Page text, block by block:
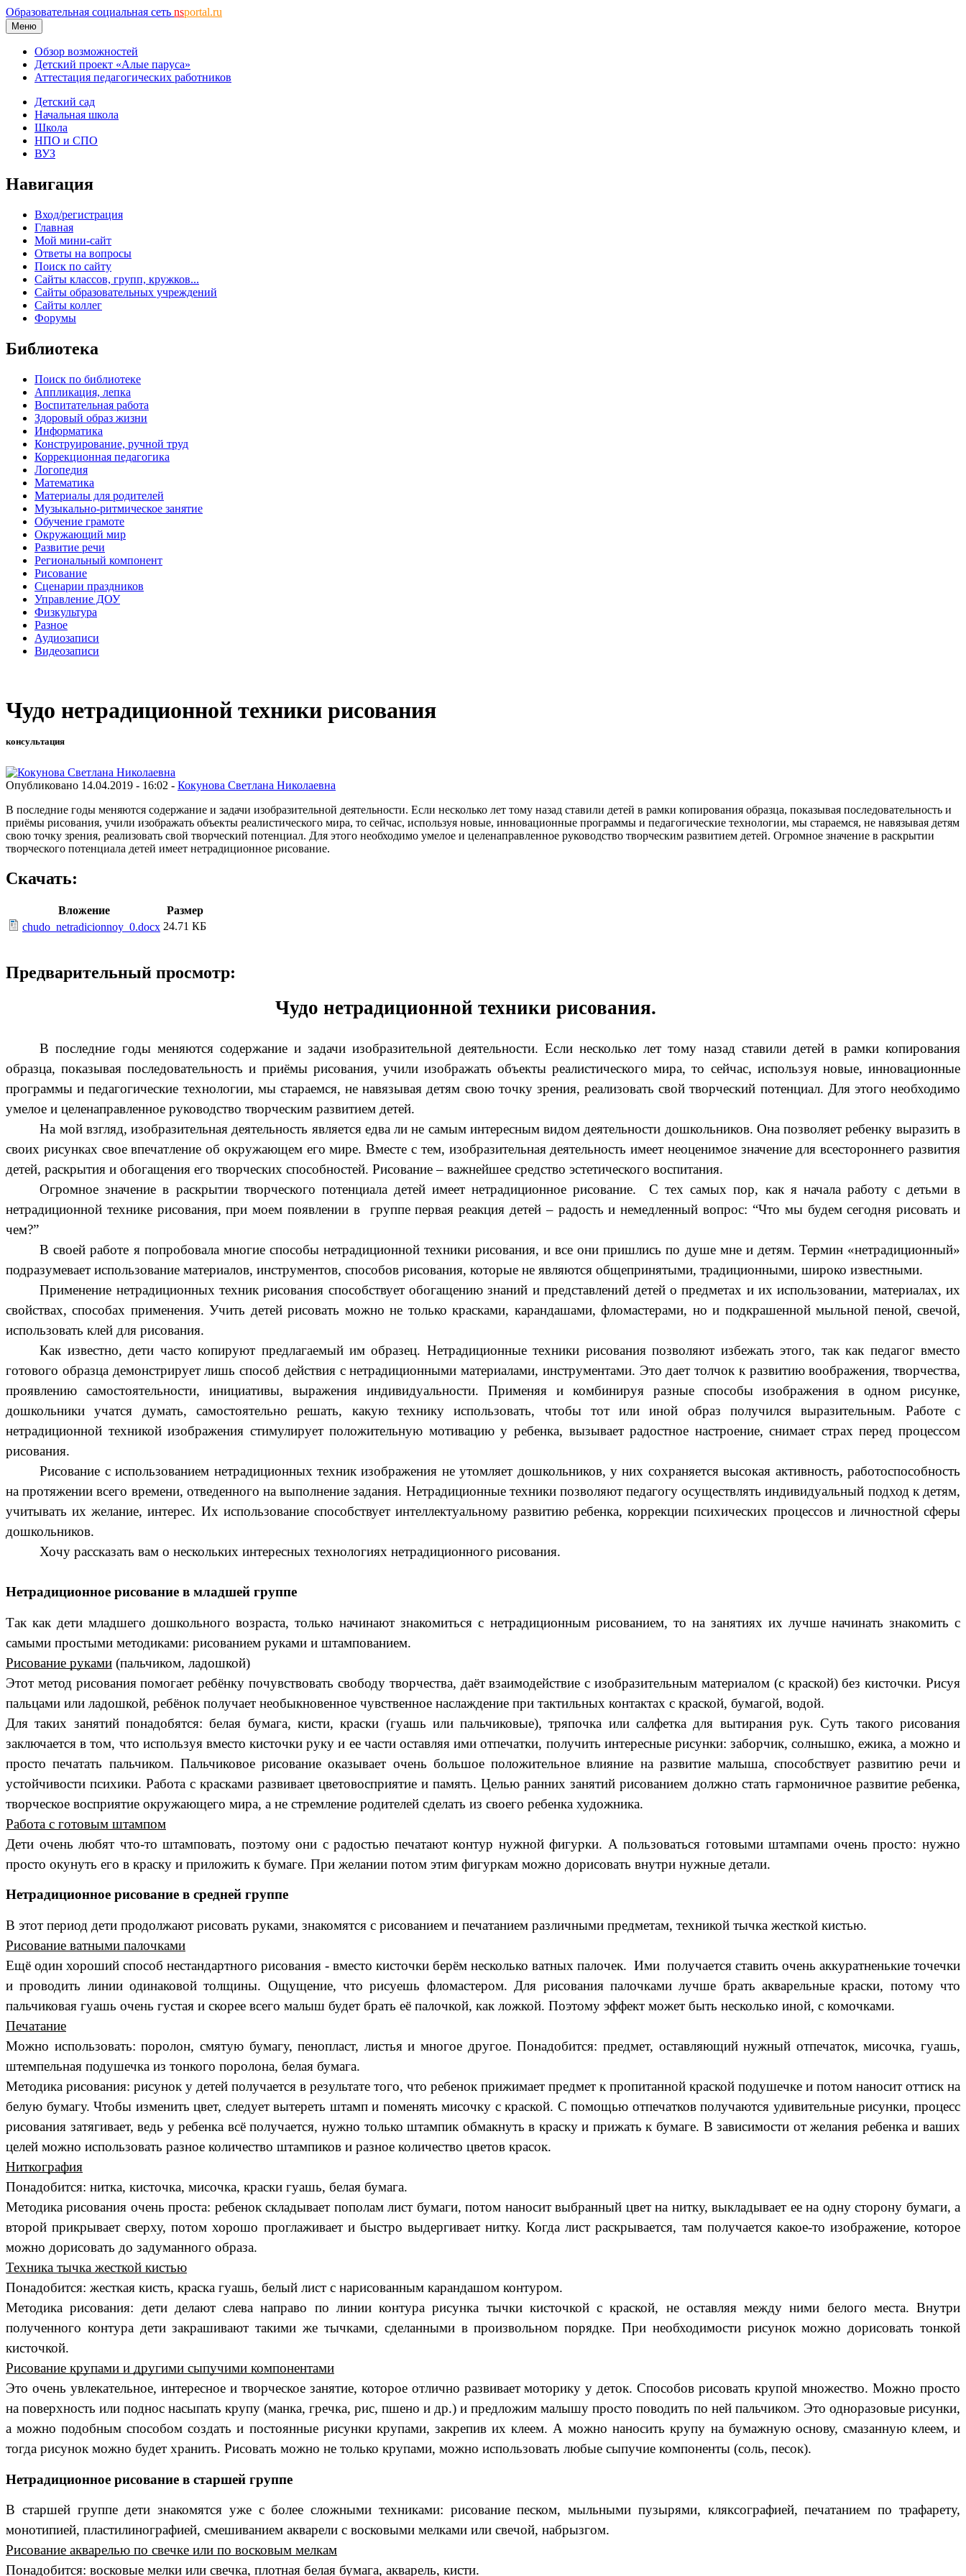
Образовательная социальная сеть nsportal.ru
Меню
Обзор возможностей
Детский проект «Алые паруса»
Аттестация педагогических работников
Детский сад
Начальная школа
Школа
НПО и СПО
ВУЗ
Навигация
Вход/регистрация
Главная
Мой мини-сайт
Ответы на вопросы
Поиск по сайту
Сайты классов, групп, кружков...
Сайты образовательных учреждений
Сайты коллег
Форумы
Библиотека
Поиск по библиотеке
Аппликация, лепка
Воспитательная работа
Здоровый образ жизни
Информатика
Конструирование, ручной труд
Коррекционная педагогика
Логопедия
Математика
Материалы для родителей
Музыкально-ритмическое занятие
Обучение грамоте
Окружающий мир
Развитие речи
Региональный компонент
Рисование
Сценарии праздников
Управление ДОУ
Физкультура
Разное
Аудиозаписи
Видеозаписи
Чудо нетрадиционной техники рисования
консультация
Опубликовано 14.04.2019 - 16:02 - Кокунова Светлана Николаевна
В последние годы меняются содержание и задачи изобразительной деятельности. Если несколько лет тому назад ставили детей в рамки копирования образца, показывая последовательность и
приёмы рисования, учили изображать объекты реалистического мира, то сейчас, используя новые, инновационные программы и педагогические технологии, мы стараемся, не навязывая детям
свою точку зрения, реализовать свой творческий потенциал. Для этого необходимо умелое и целенаправленное руководство творческим развитием детей. Огромное значение в раскрытии
творческого потенциала детей имеет нетрадиционное рисование.
Скачать:
Вложение
Размер
chudo_netradicionnoy_0.docx 24.71 КБ
Предварительный просмотр:
Чудо нетрадиционной техники рисования.
В последние годы меняются содержание и задачи изобразительной деятельности. Если несколько лет тому назад ставили детей в рамки копирования
образца, показывая последовательность и приёмы рисования, учили изображать объекты реалистического мира, то сейчас, используя новые, инновационные
программы и педагогические технологии, мы стараемся, не навязывая детям свою точку зрения, реализовать свой творческий потенциал. Для этого необходимо
умелое и целенаправленное руководство творческим развитием детей.
На мой взгляд, изобразительная деятельность является едва ли не самым интересным видом деятельности дошкольников. Она позволяет ребенку выразить в
своих рисунках свое впечатление об окружающем его мире. Вместе с тем, изобразительная деятельность имеет неоценимое значение для всестороннего развития
детей, раскрытия и обогащения его творческих способностей. Рисование – важнейшее средство эстетического воспитания.
Огромное значение в раскрытии творческого потенциала детей имеет нетрадиционное рисование. С тех самых пор, как я начала работу с детьми в
нетрадиционной технике рисования, при моем появлении в группе первая реакция детей – радость и немедленный вопрос: “Что мы будем сегодня рисовать и
чем?”
В своей работе я попробовала многие способы нетрадиционной техники рисования, и все они пришлись по душе мне и детям. Термин «нетрадиционный»
подразумевает использование материалов, инструментов, способов рисования, которые не являются общепринятыми, традиционными, широко известными.
Применение нетрадиционных техник рисования способствует обогащению знаний и представлений детей о предметах и их использовании, материалах, их
свойствах, способах применения. Учить детей рисовать можно не только красками, карандашами, фломастерами, но и подкрашенной мыльной пеной, свечой,
использовать клей для рисования.
Как известно, дети часто копируют предлагаемый им образец. Нетрадиционные техники рисования позволяют избежать этого, так как педагог вместо
готового образца демонстрирует лишь способ действия с нетрадиционными материалами, инструментами. Это дает толчок к развитию воображения, творчества,
проявлению самостоятельности, инициативы, выражения индивидуальности. Применяя и комбинируя разные способы изображения в одном рисунке,
дошкольники учатся думать, самостоятельно решать, какую технику использовать, чтобы тот или иной образ получился выразительным. Работе с
нетрадиционной техникой изображения стимулирует положительную мотивацию у ребенка, вызывает радостное настроение, снимает страх перед процессом
рисования.
Рисование с использованием нетрадиционных техник изображения не утомляет дошкольников, у них сохраняется высокая активность, работоспособность
на протяжении всего времени, отведенного на выполнение задания. Нетрадиционные техники позволяют педагогу осуществлять индивидуальный подход к детям,
учитывать их желание, интерес. Их использование способствует интеллектуальному развитию ребенка, коррекции психических процессов и личностной сферы
дошкольников.
Хочу рассказать вам о нескольких интересных технологиях нетрадиционного рисования.
Нетрадиционное рисование в младшей группе
Так как дети младшего дошкольного возраста, только начинают знакомиться с нетрадиционным рисованием, то на занятиях их лучше начинать знакомить с
самыми простыми методиками: рисованием руками и штампованием.
Рисование руками (пальчиком, ладошкой)
Этот метод рисования помогает ребёнку почувствовать свободу творчества, даёт взаимодействие с изобразительным материалом (с краской) без кисточки. Рисуя
пальцами или ладошкой, ребёнок получает необыкновенное чувственное наслаждение при тактильных контактах с краской, бумагой, водой.
Для таких занятий понадобятся: белая бумага, кисти, краски (гуашь или пальчиковые), тряпочка или салфетка для вытирания рук. Суть такого рисования
заключается в том, что используя вместо кисточки руку и ее части оставляя ими отпечатки, получить интересные рисунки: заборчик, солнышко, ежика, а можно и
просто печатать пальчиком. Пальчиковое рисование оказывает очень большое положительное влияние на развитие малыша, способствует развитию речи и
устойчивости психики. Работа с красками развивает цветовосприятие и память. Целью ранних занятий рисованием должно стать гармоничное развитие ребенка,
творческое восприятие окружающего мира, а не стремление родителей сделать из своего ребенка художника.
Работа с готовым штампом
Дети очень любят что-то штамповать, поэтому они с радостью печатают контур нужной фигурки. А пользоваться готовыми штампами очень просто: нужно
просто окунуть его в краску и приложить к бумаге. При желании потом этим фигуркам можно дорисовать внутри нужные детали.
Нетрадиционное рисование в средней группе
В этот период дети продолжают рисовать руками, знакомятся с рисованием и печатанием различными предметам, техникой тычка жесткой кистью.
Рисование ватными палочками
Ещё один хороший способ нестандартного рисования - вместо кисточки берём несколько ватных палочек. Ими получается ставить очень аккуратненькие точечки
и проводить линии одинаковой толщины. Ощущение, что рисуешь фломастером. Для рисования палочками лучше брать акварельные краски, потому что
пальчиковая гуашь очень густая и скорее всего малыш будет брать её палочкой, как ложкой. Поэтому эффект может быть несколько иной, с комочками.
Печатание
Можно использовать: поролон, смятую бумагу, пенопласт, листья и многое другое. Понадобится: предмет, оставляющий нужный отпечаток, мисочка, гуашь,
штемпельная подушечка из тонкого поролона, белая бумага.
Методика рисования: рисунок у детей получается в результате того, что ребенок прижимает предмет к пропитанной краской подушечке и потом наносит оттиск на
белую бумагу. Чтобы изменить цвет, следует вытереть штамп и поменять мисочку с краской. С помощью отпечатков получаются удивительные рисунки, процесс
рисования затягивает, ведь у ребенка всё получается, нужно только штампик обмакнуть в краску и прижать к бумаге. В зависимости от желания ребенка и ваших
целей можно использовать разное количество штампиков и разное количество цветов красок.
Ниткография
Понадобится: нитка, кисточка, мисочка, краски гуашь, белая бумага.
Методика рисования очень проста: ребенок складывает пополам лист бумаги, потом наносит выбранный цвет на нитку, выкладывает ее на одну сторону бумаги, а
второй прикрывает сверху, потом хорошо проглаживает и быстро выдергивает нитку. Когда лист раскрывается, там получается какое-то изображение, которое
можно дорисовать до задуманного образа.
Техника тычка жесткой кистью
Понадобится: жесткая кисть, краска гуашь, белый лист с нарисованным карандашом контуром.
Методика рисования: дети делают слева направо по линии контура рисунка тычки кисточкой с краской, не оставляя между ними белого места. Внутри
полученного контура дети закрашивают такими же тычками, сделанными в произвольном порядке. При необходимости рисунок можно дорисовать тонкой
кисточкой.
Рисование крупами и другими сыпучими компонентами
Это очень увлекательное, интересное и творческое занятие, которое отлично развивает моторику у деток. Способов рисовать крупой множество. Можно просто
на поверхность или поднос насыпать крупу (манка, гречка, рис, пшено и др.) и предложим малышу просто поводить по ней пальчиком. Это одноразовые рисунки,
а можно подобным способом создать и постоянные рисунки крупами, закрепив их клеем. А можно наносить крупу на бумажную основу, смазанную клеем, и
тогда рисунок можно будет хранить. Рисовать можно не только крупами, можно использовать любые сыпучие компоненты (соль, песок).
Нетрадиционное рисование в старшей группе
В старшей группе дети знакомятся уже с более сложными техниками: рисование песком, мыльными пузырями, кляксографией, печатанием по трафарету,
монотипией, пластилинографией, смешиванием акварели с восковыми мелками или свечой, набрызгом.
Рисование акварелью по свечке или по восковым мелкам
Понадобится: восковые мелки или свечка, плотная белая бумага, акварель, кисти.